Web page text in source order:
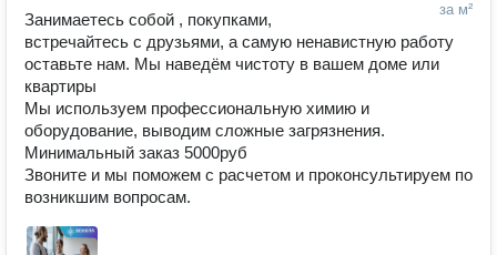
за м²
Занимаетесь собой , покупками,
встречайтесь с друзьями, а самую ненавистную работу
оставьте нам. Мы наведём чистоту в вашем доме или
квартиры
Мы используем профессиональную химию и
оборудование, выводим сложные загрязнения.
Минимальный заказ 5000руб
Звоните и мы поможем с расчетом и проконсультируем по
возникшим вопросам.